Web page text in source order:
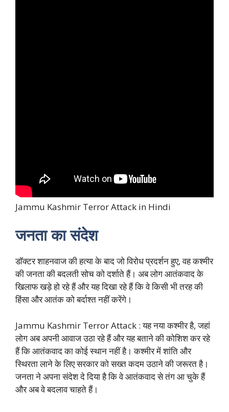
Jammu Kashmir Terror Attack in Hindi
जनता का संदेश
डॉक्टर शाहनवाज की हत्या के बाद जो विरोध प्रदर्शन हुए, वह कश्मीर
की जनता की बदलती सोच को दर्शाते हैं। अब लोग आतंकवाद के
खिलाफ खड़े हो रहे हैं और यह दिखा रहे हैं कि वे किसी भी तरह की
हिंसा और आतंक को बर्दाश्त नहीं करेंगे।
Jammu Kashmir Terror Attack : यह नया कश्मीर है, जहां
लोग अब अपनी आवाज उठा रहे हैं और यह बताने की कोशिश कर रहे
हैं कि आतंकवाद का कोई स्थान नहीं है। कश्मीर में शांति और
स्थिरता लाने के लिए सरकार को सख्त कदम उठाने की जरूरत है।
जनता ने अपना संदेश दे दिया है कि वे आतंकवाद से तंग आ चुके हैं
और अब वे बदलाव चाहते हैं।